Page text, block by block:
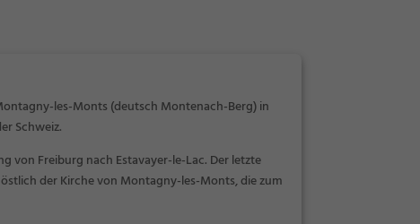
les-Monts (deutsch Montenach-Berg) in
Schweiz.
von Freiburg nach Estavayer-le-Lac. Der letzte
der Kirche von Montagny-les-Monts, die zum